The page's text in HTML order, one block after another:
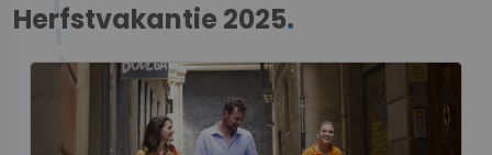
Herfstvakantie 2025.